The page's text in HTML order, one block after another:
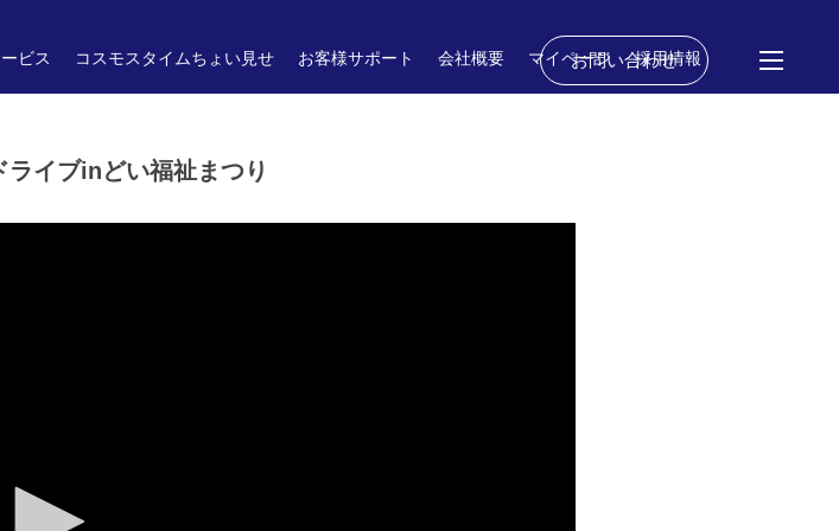
お問い合わせ
ビス コスモスタイムちょい見せ お客様サポート 会社概要 マイページ 採用情報
ライブinどい福祉まつり